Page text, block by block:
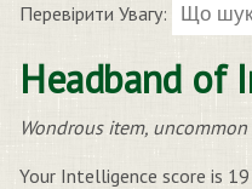
Перевірити Увагу:
Headband of
Wondrous item,
Your Intelligence score is